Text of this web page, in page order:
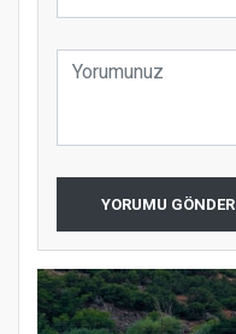
YORUMU GÖNDER